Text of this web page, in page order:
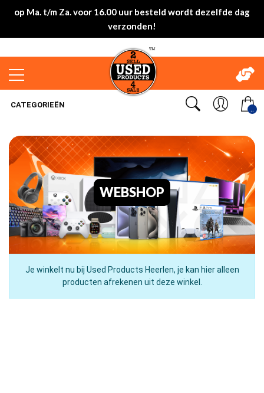
op Ma. t/m Za. voor 16.00 uur besteld wordt dezelfde dag
verzonden!
..
CATEGORIEËN
WEBSHOP
Je winkelt nu bij Used Products Heerlen, je kan hier alleen
producten afrekenen uit deze winkel.